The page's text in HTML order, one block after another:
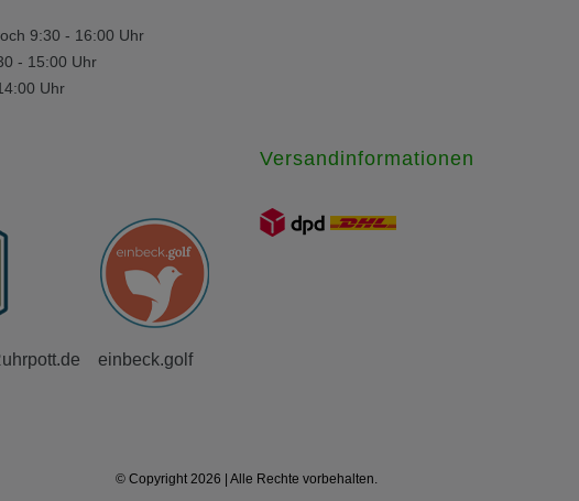
9:30 - 16:00 Uhr
- 15:00 Uhr
Uhr
einbeck.golf
Versandinformationen
© Copyright 2026 | Alle Rechte vorbehalten.